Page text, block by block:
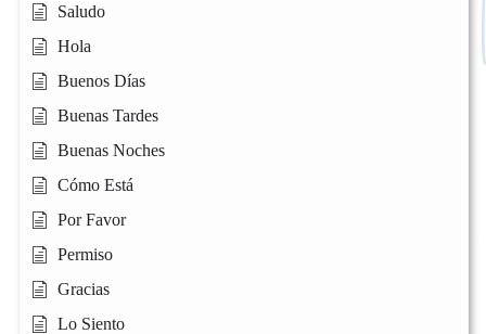
Saludo
Hola
Buenos Días
Buenas Tardes
Buenas Noches
Cómo Está
Por Favor
Permiso
Gracias
Lo Siento